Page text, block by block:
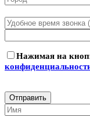
Нажимая на